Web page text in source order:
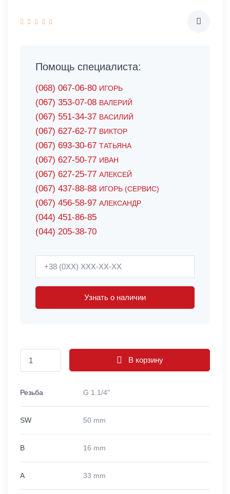
Помощь специалиста:
(068) 067-06-80 ИГОРЬ
(067) 353-07-08 ВАЛЕРИЙ
(067) 551-34-37 ВАСИЛИЙ
(067) 627-62-77 ВИКТОР
(067) 693-30-67 ТАТЬЯНА
(067) 627-50-77 ИВАН
(067) 627-25-77 АЛЕКСЕЙ
(067) 437-88-88 ИГОРЬ (СЕРВИС)
(067) 456-58-97 АЛЕКСАНДР
(044) 451-86-85
(044) 205-38-70
Узнать о наличии
В корзину
Резьба G 1.1/4"
SW 50 mm
B 16 mm
A 33 mm